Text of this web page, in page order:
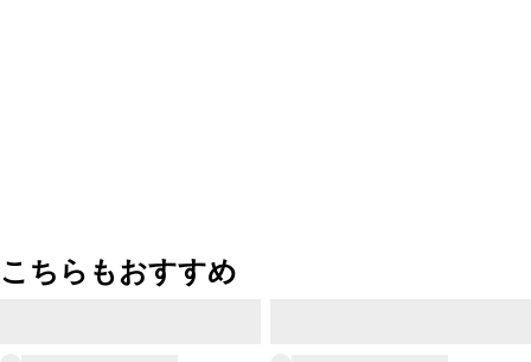
こちらもおすすめ